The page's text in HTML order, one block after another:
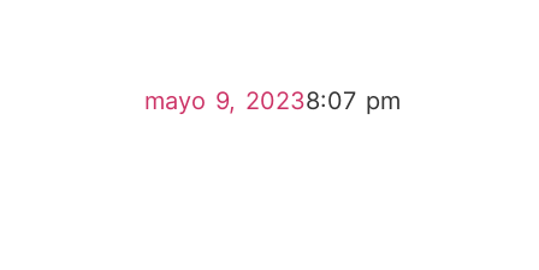
mayo 9, 20238:07 pm